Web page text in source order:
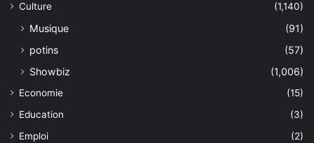
Culture
(1,140)
Musique
(91)
potins
(57)
Showbiz
(1,006)
Economie
(15)
Education
(3)
Emploi
(2)